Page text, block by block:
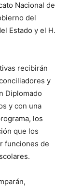
Nacional de
del
Estado y el H.
recibirán
y
Diplomado
y con una
los
que los
funciones de